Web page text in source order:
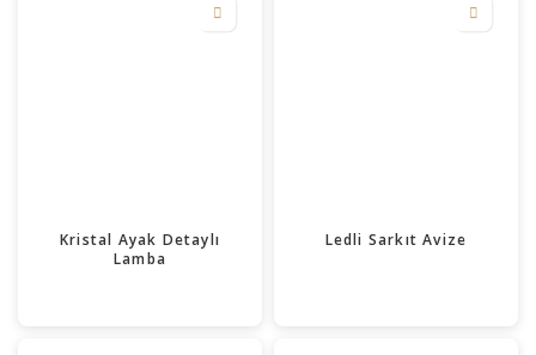
Kristal Ayak Detaylı
Lamba
Ledli Sarkıt Avize